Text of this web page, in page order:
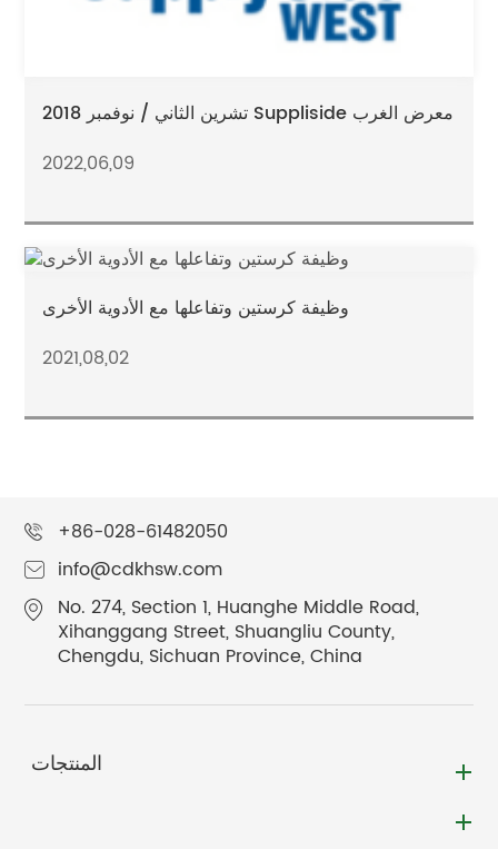
تشرين الثاني / نوفمبر 2018 Suppliside معرض الغرب
2022,06,09
وظيفة كرستين وتفاعلها مع الأدوية الأخرى
2021,08,02
+86-028-61482050
info@cdkhsw.com
No. 274, Section 1, Huanghe Middle Road,
Xihanggang Street, Shuangliu County,
Chengdu, Sichuan Province, China
المنتجات